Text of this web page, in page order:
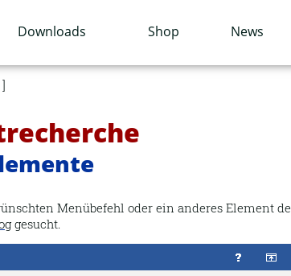
Downloads Shop News
Menübefehl oder ein anderes Element
gesucht.